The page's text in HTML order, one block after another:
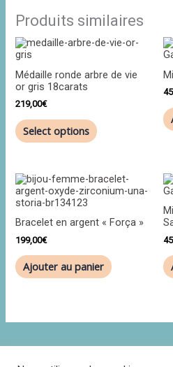
Produits similaires
Médaille ronde arbre de vie
or gris 18carats
219,00€
Select options
Bracelet en argent « Força »
199,00€
Ajouter au panier